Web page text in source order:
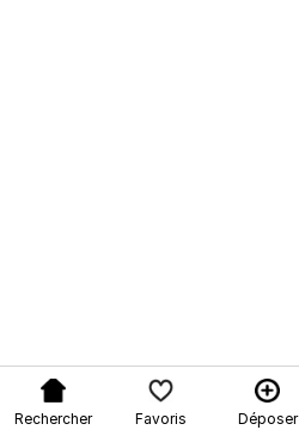
Rechercher Favoris Déposer